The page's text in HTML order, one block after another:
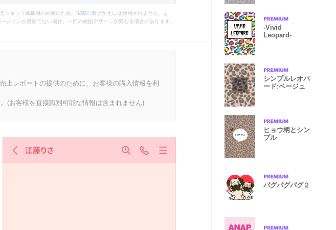
ショップ掲載用の画像のため、実際の着せかえには適用されません。ま
ジョンが最新でない場合、一部の画面デザインが異なる場合があります。
上レポートの提供のために、お客様の購入情報を利
(お客様を直接識別可能な情報は含まれません)
-Vivid
Leopard-
シンプルレオパ
ード:ベージュ
ヒョウ柄とシン
プル
パグパグパグ２